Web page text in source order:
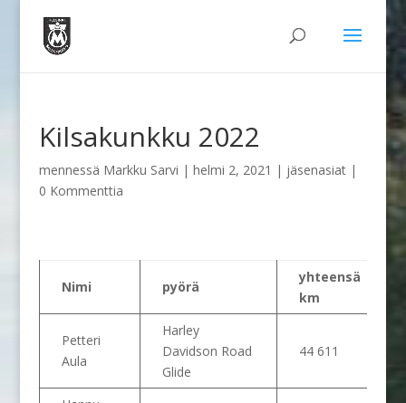
Kilsakunkku 2022
mennessä Markku Sarvi | helmi 2, 2021 | jäsenasiat|
0 Kommenttia
Nimi pyörä
yhteensä
km
Petteri
Aula
Harley
Davidson Road
Glide
44 611